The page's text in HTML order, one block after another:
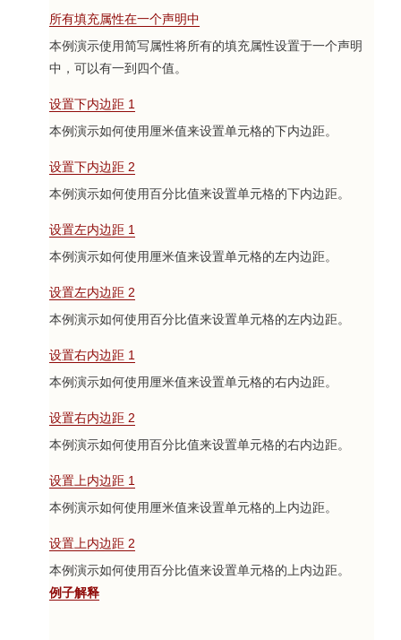
所有填充属性在一个声明中
本例演示使用简写属性将所有的填充属性设置于一个声明
中，可以有一到四个值。
设置下内边距 1
本例演示如何使用厘米值来设置单元格的下内边距。
设置下内边距 2
本例演示如何使用百分比值来设置单元格的下内边距。
设置左内边距 1
本例演示如何使用厘米值来设置单元格的左内边距。
设置左内边距 2
本例演示如何使用百分比值来设置单元格的左内边距。
设置右内边距 1
本例演示如何使用厘米值来设置单元格的右内边距。
设置右内边距 2
本例演示如何使用百分比值来设置单元格的右内边距。
设置上内边距 1
本例演示如何使用厘米值来设置单元格的上内边距。
设置上内边距 2
本例演示如何使用百分比值来设置单元格的上内边距。
例子解释